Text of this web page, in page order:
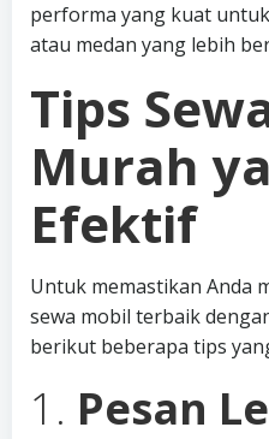
performa yang kuat
atau medan yang lebih
Tips
Murah
Efektif
Untuk memastikan Anda
sewa mobil terbaik
berikut beberapa tips
1. Pesan